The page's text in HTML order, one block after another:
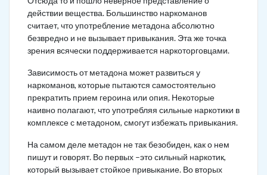
действии вещества. Большинство наркоманов
считает, что употребление метадона абсолютно
безвредно и не вызывает привыкания. Эта же точка
зрения всячески поддерживается наркоторговцами.
Зависимость от метадона может развиться у
наркоманов, которые пытаются самостоятельно
прекратить прием героина или опия. Некоторые
наивно полагают, что употребляя сильные наркотики в
комплексе с метадоном, смогут избежать привыкания.
На самом деле метадон не так безобиден, как о нем
пишут и говорят. Во первых –это сильный наркотик,
который вызывает стойкое привыкание. Во вторых